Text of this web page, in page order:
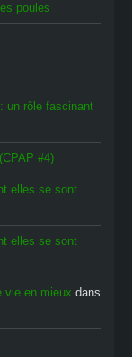
poules
un rôle fascinant
#4)
elles se sont
elles se sont
vie en mieux dans